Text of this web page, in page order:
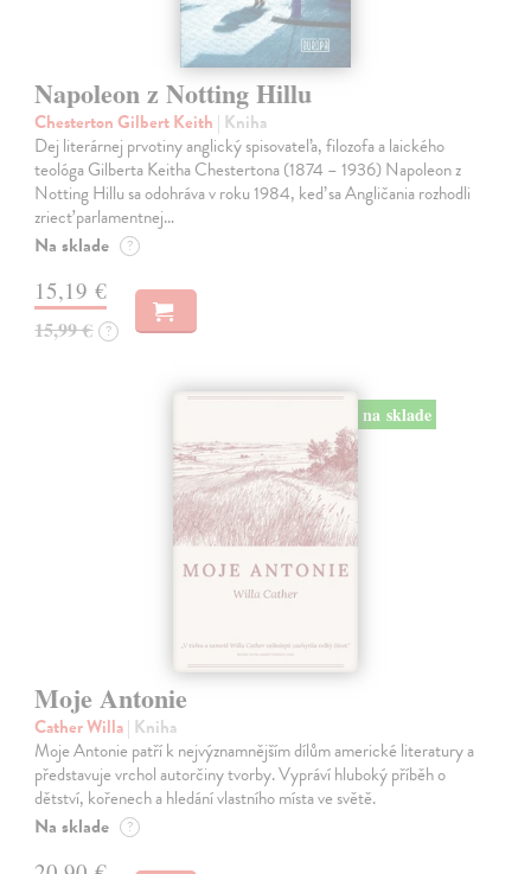
Napoleon z Notting Hillu
Chesterton Gilbert Keith | Kniha
Dej literárnej prvotiny anglický spisovateľa, filozofa a laického
teológa Gilberta Keitha Chestertona (1874 – 1936) Napoleon z
Notting Hillu sa odohráva v roku 1984, keď sa Angličania rozhodli
zriecť parlamentnej…
Na sklade ?
15,19 €
15,99 € ?
na sklade
Moje Antonie
Cather Willa| Kniha
Moje Antonie patří k nejvýznamnějším dílům americké literatury a
představuje vrchol autorčiny tvorby. Vypráví hluboký příběh o
dětství, kořenech a hledání vlastního místa ve světě.
Na sklade ?